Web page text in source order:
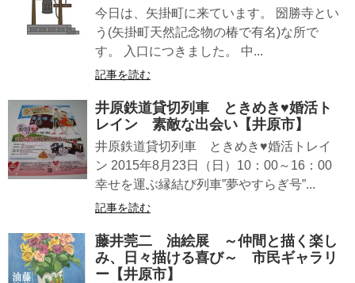
今日は、矢掛町に来ています。 圀勝寺とい
う(矢掛町天然記念物の椿で有名)な所で
す。 入口につきました。 中...
記事を読む
井原鉄道貸切列車 ときめき♥婚活ト
レイン 素敵な出会い【井原市】
井原鉄道貸切列車 ときめき♥婚活トレイ
ン 2015年8月23日（日）10：00～16：00
幸せを運ぶ縁結び列車”夢やすらぎ号”...
記事を読む
藤井莞二 油絵展 ～仲間と描く楽し
み、日々描ける喜び～ 市民ギャラリ
ー【井原市】